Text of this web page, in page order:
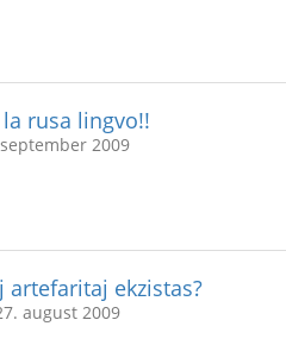
rusa lingvo!!
2009
artefaritaj ekzistas?
august 2009